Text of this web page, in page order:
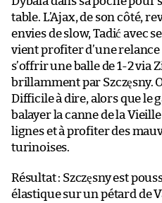
table. L’Ajax, de son côté,
envies de slow, Tadić avec
vient profiter d’une
s’offrir une balle de 1-2 via
brillamment par Szczęsny.
Difficile à dire, alors que le
balayer la canne de la
lignes et à profiter des
turinoises.
Résultat : Szczęsny est
élastique sur un pétard de